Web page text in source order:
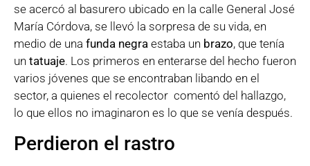
se acercó al basurero ubicado en la calle General José
María Córdova, se llevó la sorpresa de su vida, en
medio de una funda negra estaba un brazo, que tenía
un tatuaje. Los primeros en enterarse del hecho fueron
varios jóvenes que se encontraban libando en el
sector, a quienes el recolector comentó del hallazgo,
lo que ellos no imaginaron es lo que se venía después.
Perdieron el rastro